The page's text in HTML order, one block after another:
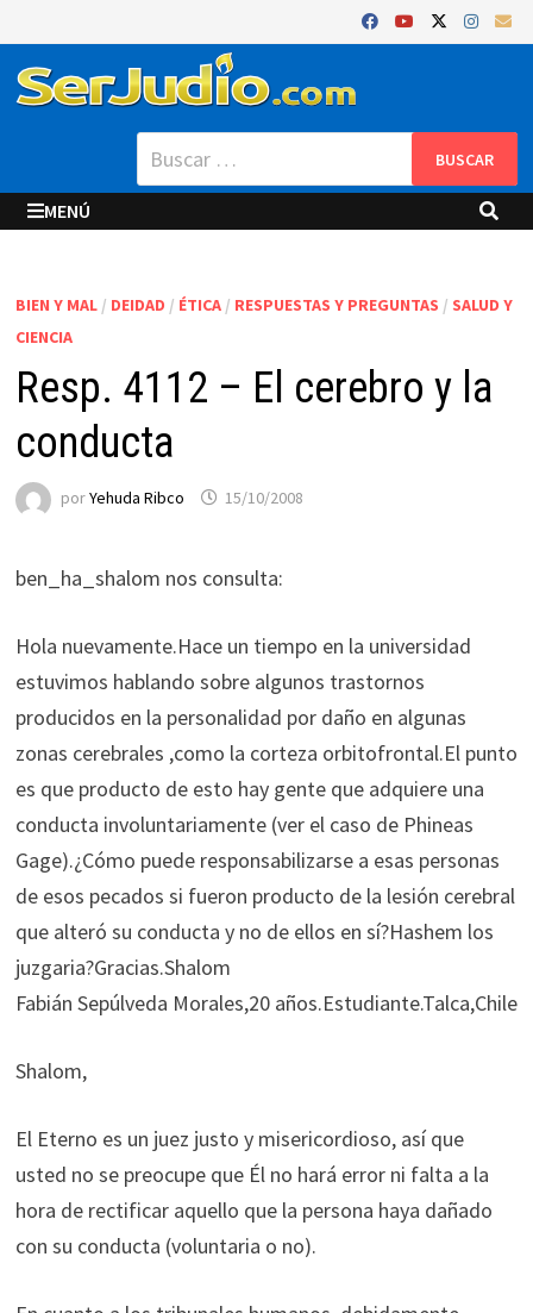
al
contenido
Buscar:
MENÚ
BIEN Y MAL/ DEIDAD / ÉTICA/ RESPUESTAS Y PREGUNTAS / SALUD Y
CIENCIA
Resp. 4112 – El cerebro y la
conducta
porYehuda Ribco 15/10/2008
ben_ha_shalom nos consulta:
Hola nuevamente.Hace un tiempo en la universidad
estuvimos hablando sobre algunos trastornos
producidos en la personalidad por daño en algunas
zonas cerebrales ,como la corteza orbitofrontal.El punto
es que producto de esto hay gente que adquiere una
conducta involuntariamente (ver el caso de Phineas
Gage).¿Cómo puede responsabilizarse a esas personas
de esos pecados si fueron producto de la lesión cerebral
que alteró su conducta y no de ellos en sí?Hashem los
juzgaria?Gracias.Shalom
Fabián Sepúlveda Morales,20 años.Estudiante.Talca,Chile
Shalom,
El Eterno es un juez justo y misericordioso, así que
usted no se preocupe que Él no hará error ni falta a la
hora de rectificar aquello que la persona haya dañado
con su conducta (voluntaria o no).